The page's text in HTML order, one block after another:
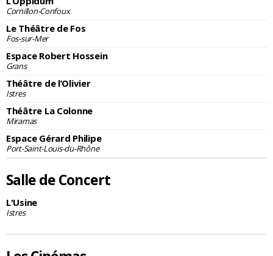
Cornillon-Confoux
Le Théâtre de Fos
Fos-sur-Mer
Espace Robert Hossein
Grans
Théâtre de l’Olivier
Istres
Théâtre La Colonne
Miramas
Espace Gérard Philipe
Port-Saint-Louis-du-Rhône
Salle de Concert
L'Usine
Istres